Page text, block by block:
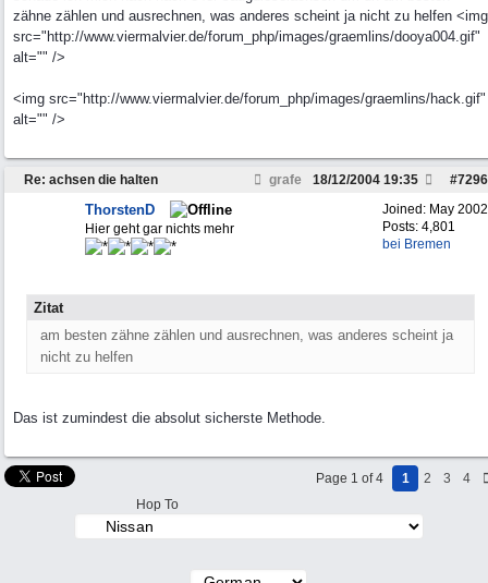
zähne zählen und ausrechnen, was anderes scheint ja nicht zu helfen <img
src="http://www.viermalvier.de/forum_php/images/graemlins/dooya004.gif"
alt="" />
<img src="http://www.viermalvier.de/forum_php/images/graemlins/hack.gif"
alt="" />
Re: achsen die halten grafe #7296
18/12/2004 19:35
Joined: May 2002
Posts: 4,801
bei Bremen
ThorstenD
Hier geht gar nichts mehr
Zitat
am besten zähne zählen und ausrechnen, was anderes scheint ja
nicht zu helfen
Das ist zumindest die absolut sicherste Methode.
Page 1 of 4 1 2 3
4
Hop To